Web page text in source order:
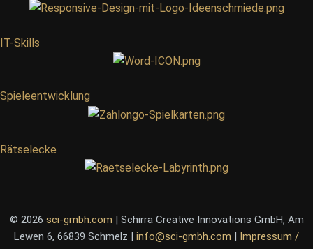
IT-Skills
Spieleentwicklung
Rätselecke
© 2026 sci-gmbh.com | Schirra Creative Innovations GmbH, Am
Lewen 6, 66839 Schmelz | info@sci-gmbh.com | Impressum /